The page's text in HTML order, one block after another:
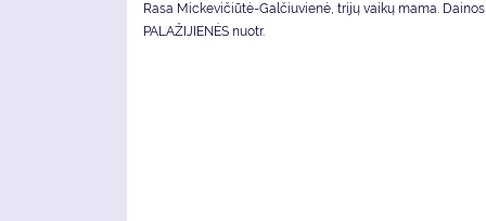
Rasa Mickevičiūtė-Galčiuvienė, trijų vaikų mama. Dainos
PALAŽIJIENĖS nuotr.